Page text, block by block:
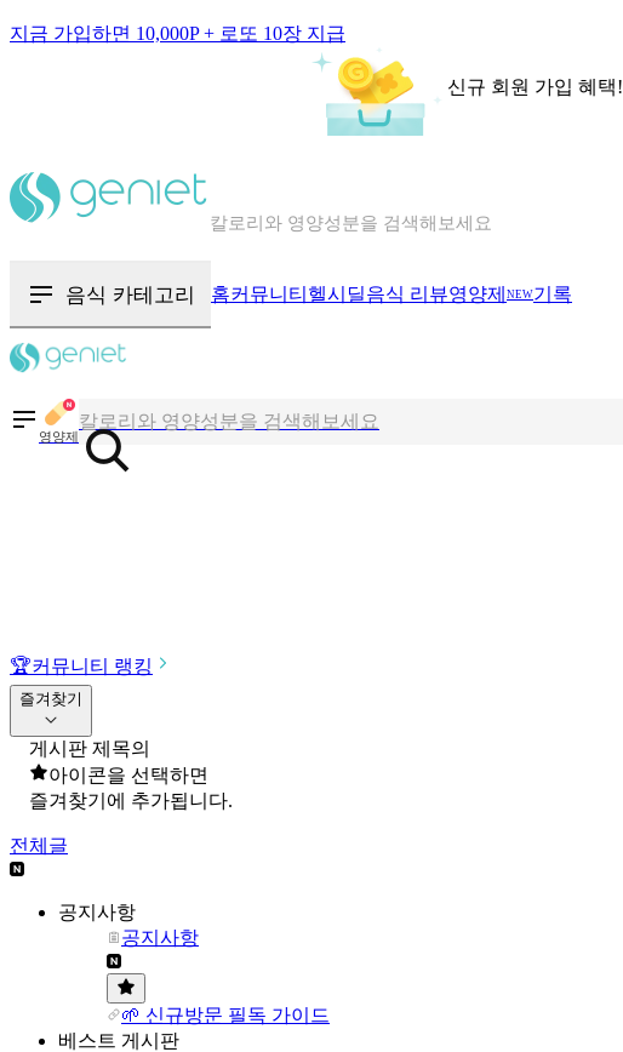
지금 가입하면 10,000P + 로또 10장 지급
신규 회원 가입 혜택!
혈당 · 다이어트 음식 검색해보세요
음식 카테고리 홈커뮤니티 헬시딜음식 리뷰영양제 NEW기록
영양제
혈당 · 다이어트 음식 검색해보세요
음식 · 영양제 리뷰를 찾아보세요
🏆커뮤니티 랭킹
즐겨찾기
게시판 제목의
아이콘을 선택하면
즐겨찾기에 추가됩니다.
전체글
공지사항
공지사항
🌱 신규방문 필독 가이드
베스트 게시판